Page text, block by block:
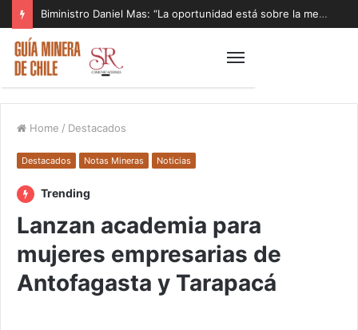
Biministro Daniel Mas: “La oportunidad está sobre la mesa y tenemos que aprovecharla”
Home / Destacados
Destacados Notas Mineras Noticias
Trending
Lanzan academia para
mujeres empresarias de
Antofagasta y Tarapacá